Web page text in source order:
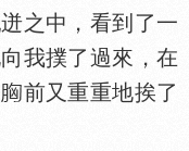
之中，看到了一
我撲了過來，在
前又重重地挨了